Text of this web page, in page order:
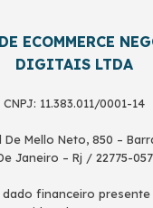
ECOMMERCE
DIGITAIS LTDA
CNPJ: 11.383.011/0001-14
Mello Neto, 850 –
Janeiro – Rj / 22775-057
dado financeiro